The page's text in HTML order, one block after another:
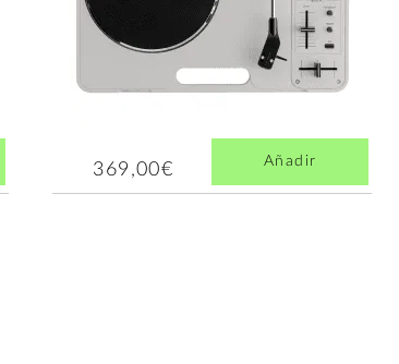
369,00€ Añadir